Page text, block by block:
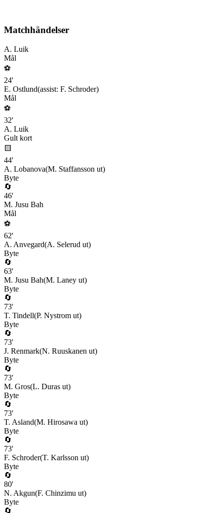
Matchhändelser
A. Luik
Mål
⚽
24'
E. Ostlund(assist: F. Schroder)
Mål
⚽
32'
A. Luik
Gult kort
🟨
44'
A. Lobanova(M. Staffansson ut)
Byte
🔄
46'
M. Jusu Bah
Mål
⚽
62'
A. Anvegard(A. Selerud ut)
Byte
🔄
63'
M. Jusu Bah(M. Laney ut)
Byte
🔄
73'
T. Tindell(P. Nystrom ut)
Byte
🔄
73'
J. Renmark(N. Ruuskanen ut)
Byte
🔄
73'
M. Gros(L. Duras ut)
Byte
🔄
73'
T. Asland(M. Hirosawa ut)
Byte
🔄
73'
F. Schroder(T. Karlsson ut)
Byte
🔄
80'
N. Akgun(F. Chinzimu ut)
Byte
🔄